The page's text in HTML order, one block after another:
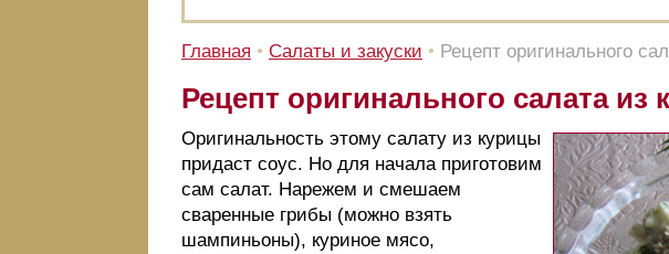
Главная • Cалаты и закуски • Рецепт оригинального
Рецепт оригинального салата из
Оригинальность этому салату из курицы
придаст соус. Но для начала приготовим
сам салат. Нарежем и смешаем
сваренные грибы (можно взять
шампиньоны), куриное мясо,